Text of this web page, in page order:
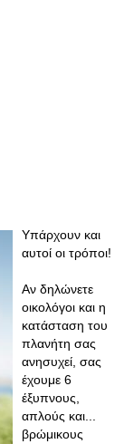
Υπάρχουν και
αυτοί οι τρόποι!
Αν δηλώνετε
οικολόγοι και η
κατάσταση του
πλανήτη σας
ανησυχεί, σας
έχουμε 6
έξυπνους,
απλούς και...
βρώμικους